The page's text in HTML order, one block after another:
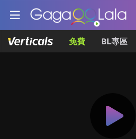
免費 BL專區